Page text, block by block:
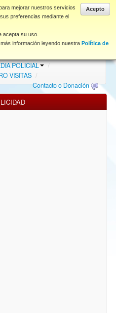
Acepto
mejorar nuestros servicios
preferencias mediante el
acepta su uso.
información leyendo nuestra Política de
POLICIAL
/
VISITAS /
Contacto o Donación